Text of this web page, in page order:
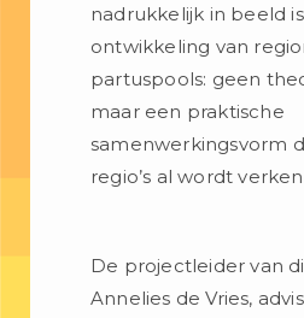
nadrukkelijk in beeld
ontwikkeling van
partuspools: geen
maar een praktische
samenwerkingsvorm
regio’s al wordt
De projectleider van
Annelies de Vries,